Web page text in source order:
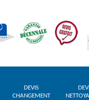
DEVIS
CHANGEMENT